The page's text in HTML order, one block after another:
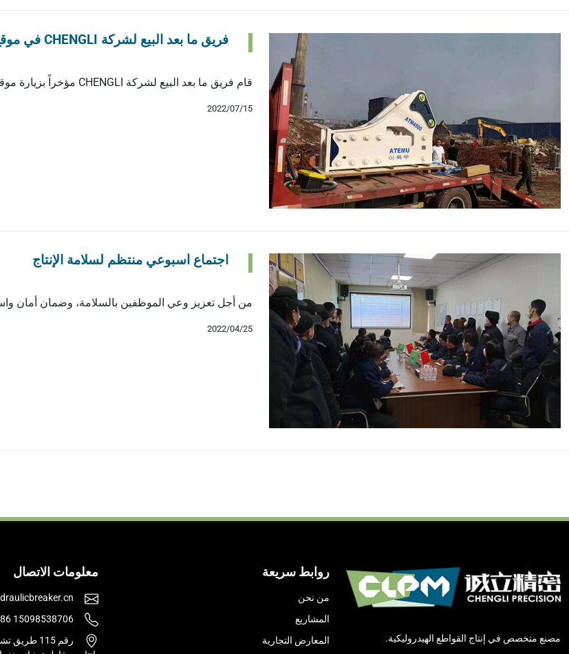
فريق ما بعد البيع لشركة CHENGLI في موقع البناء
قام فريق ما بعد البيع لشركة CHENGLI مؤخراً بزيارة موقع عمل في تشينغداو، حيث كان يتم استخدام مطرقة […]
2022/07/15
اجتماع أسبوعي منتظم لسلامة الإنتاج
من أجل تعزيز وعي الموظفين بالسلامة، وضمان أمان
2022/04/25
مصنع متخصص في إنتاج القواطع الهيدروليكية.
روابط سريعة
من نحن
المشاريع
المعارض التجارية
معلومات الاتصال
15098538706
رقم 115